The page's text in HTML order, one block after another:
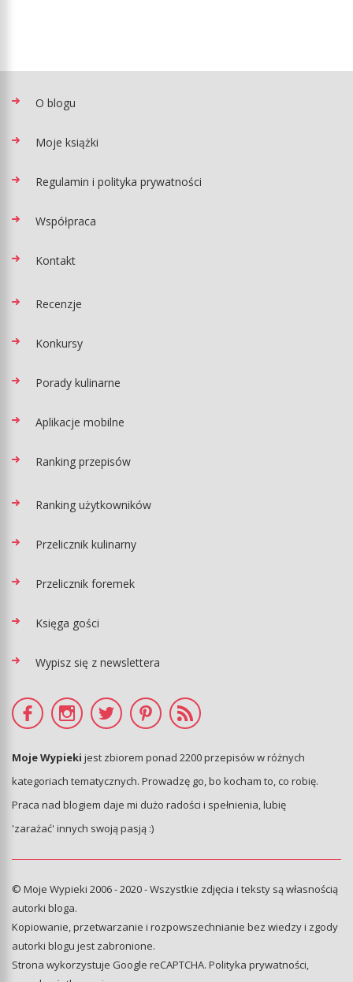
O blogu
Moje książki
Regulamin i polityka prywatności
Współpraca
Kontakt
Recenzje
Konkursy
Porady kulinarne
Aplikacje mobilne
Ranking przepisów
Ranking użytkowników
Przelicznik kulinarny
Przelicznik foremek
Księga gości
Wypisz się z newslettera
Moje Wypieki jest zbiorem ponad 2200 przepisów w różnych
kategoriach tematycznych. Prowadzę go, bo kocham to, co robię.
Praca nad blogiem daje mi dużo radości i spełnienia, lubię
'zarażać' innych swoją pasją :)
© Moje Wypieki 2006 - 2020 - Wszystkie zdjęcia i teksty są własnością
autorki bloga.
Kopiowanie, przetwarzanie i rozpowszechnianie bez wiedzy i zgody
autorki blogu jest zabronione.
Strona wykorzystuje Google reCAPTCHA. Polityka prywatności,